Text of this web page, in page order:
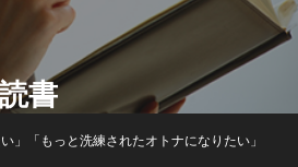
書
」「もっと洗練されたオトナになりたい」